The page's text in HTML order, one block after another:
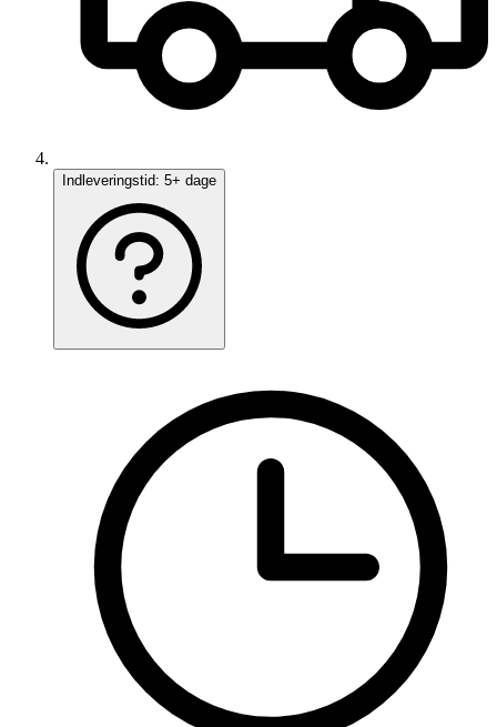
Indleveringstid: 5+ dage